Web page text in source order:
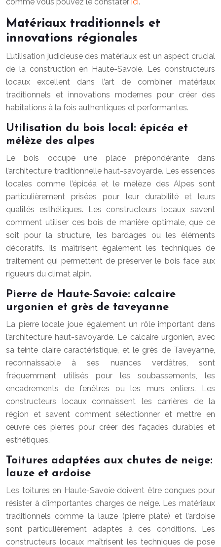
Matériaux traditionnels et
innovations régionales
L’utilisation judicieuse des matériaux est un aspect crucial
de la construction en Haute-Savoie. Les constructeurs
locaux excellent dans l’art de combiner matériaux
traditionnels et innovations modernes pour créer des
habitations à la fois authentiques et performantes.
Utilisation du bois local: épicéa et
mélèze des alpes
Le bois occupe une place prépondérante dans
l’architecture traditionnelle haut-savoyarde. Les essences
locales comme l’épicéa et le mélèze des Alpes sont
particulièrement prisées pour leur durabilité et leurs
qualités esthétiques. Les constructeurs locaux savent
comment utiliser ces bois de manière optimale, que ce
soit pour la structure, les bardages ou les éléments
décoratifs. Ils maîtrisent également les techniques de
traitement qui permettent de préserver le bois face aux
rigueurs du climat alpin.
Pierre de Haute-Savoie: calcaire
urgonien et grès de taveyanne
La pierre locale joue également un rôle important dans
l’architecture haut-savoyarde. Le calcaire urgonien, avec
sa teinte claire caractéristique, et le grès de Taveyanne,
reconnaissable à ses nuances verdâtres, sont
fréquemment utilisés pour les soubassements, les
encadrements de fenêtres ou les murs entiers. Les
constructeurs locaux connaissent les carrières de la
région et savent comment sélectionner et mettre en
œuvre ces pierres pour créer des façades durables et
esthétiques.
Toitures adaptées aux chutes de neige:
lauze et ardoise
Les toitures en Haute-Savoie doivent être conçues pour
résister à d’importantes charges de neige. Les matériaux
traditionnels comme la lauze (pierre plate) et l’ardoise
sont particulièrement adaptés à ces conditions. Les
constructeurs locaux maîtrisent les techniques de pose